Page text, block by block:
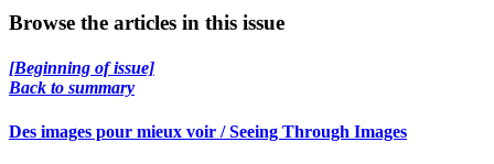
Browse the articles in this issue
[Beginning of issue]
Back to summary
Des images pour mieux voir / Seeing Through Images